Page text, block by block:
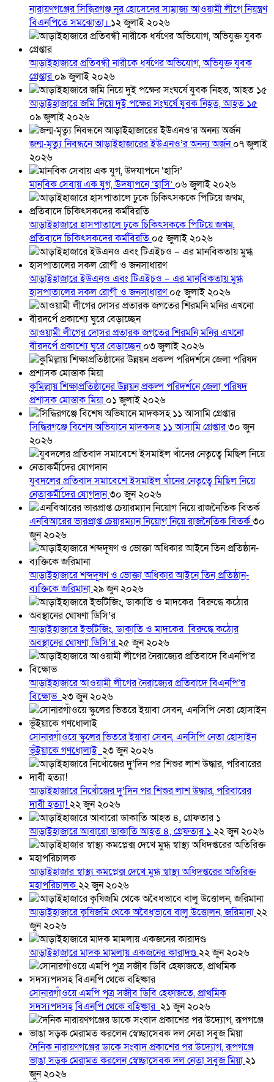
নারায়ণগঞ্জের সিদ্ধিরগঞ্জ নূর হোসেনের সাম্রাজ্য আওয়ামী লীগে নিয়ন্ত্রণ
বিএনপিতে সমঝোতা। ১২ জুলাই ২০২৬
আড়াইহাজারে প্রতিবন্ধী নারীকে ধর্ষণের অভিযোগ, অভিযুক্ত যুবক
গ্রেপ্তার০৯ জুলাই ২০২৬
আড়াইহাজারে জমি নিয়ে দুই পক্ষের সংঘর্ষে যুবক নিহত, আহত ১৫
০৯ জুলাই ২০২৬
জন্ম-মৃত্যু নিবন্ধনে আড়াইহাজারের ইউএনও’র অনন্য অর্জন০৭ জুলাই
২০২৬
মানবিক সেবায় এক যুগ, উদযাপনে ‘হাসি’ ০৬ জুলাই ২০২৬
আড়াইহাজারে হাসপাতালে ঢুকে চিকিৎসককে পিটিয়ে জখম,
প্রতিবাদে চিকিৎসকদের কর্মবিরতি ০৫ জুলাই ২০২৬
আড়াইহাজারে ইউএনও এবং টিএইচও – এর মানবিকতায় মুগ্ধ
হাসপাতালের সকল রোগী ও জনসাধারণ০৫ জুলাই ২০২৬
আওয়ামী লীগের দোসর প্রতারক জগতের শিরমনি মনির এখনো
বীরদর্পে প্রকাশ্যে ঘুরে বেড়াচ্ছেন০৩ জুলাই ২০২৬
কুমিল্লায় শিক্ষাপ্রতিষ্ঠানের উন্নয়ন প্রকল্প পরিদর্শনে জেলা পরিষদ
প্রশাসক মোস্তাক মিয়া ০১ জুলাই ২০২৬
সিদ্ধিরগঞ্জে বিশেষ অভিযানে মাদকসহ ১১ আসামি গ্রেপ্তার৩০ জুন
২০২৬
যুবদলের প্রতিবাদ সমাবেশে ইসমাইল খাঁনের নেতৃত্বে মিছিল নিয়ে
নেতাকর্মীদের যোগদান৩০ জুন ২০২৬
এনবিআরের ভারপ্রাপ্ত চেয়ারম্যান নিয়োগ নিয়ে রাজনৈতিক বিতর্ক৩০
জুন ২০২৬
আড়াইহাজারে শব্দদূষণ ও ভোক্তা অধিকার আইনে তিন প্রতিষ্ঠান-
ব্যক্তিকে জরিমানা২৯ জুন ২০২৬
আড়াইহাজারে ইভটিজিং, ডাকাতি ও মাদকের বিরুদ্ধে কঠোর
অবস্থানের ঘোষণা ডিসি’র২৫ জুন ২০২৬
আড়াইহাজারে আওয়ামী লীগের নৈরাজ্যের প্রতিবাদে বিএনপি’র
বিক্ষোভ ২৩ জুন ২০২৬
সোনারগাঁওয়ে স্কুলের ভিতরে ইয়াবা সেবন, এনসিপি নেতা হোসাইন
ভূঁইয়াকে গণধোলাই ২৩ জুন ২০২৬
আড়াইহাজারে নিখোঁজের দুু’দিন পর শিশুর লাশ উদ্ধার, পরিবারের
দাবী হত্যা!২২ জুন ২০২৬
আড়াইহাজারে আবারো ডাকাতি আহত ৪, গ্রেফতার ১ ২২ জুন ২০২৬
আড়াইহাজার স্বাস্থ্য কমপ্লেক্স দেখে মুগ্ধ স্বাস্থ্য অধিদপ্তরের অতিরিক্ত
মহাপরিচালক২২ জুন ২০২৬
আড়াইহাজারে কৃষিজমি থেকে অবৈধভাবে বালু উত্তোলন, জরিমানা২২
জুন ২০২৬
আড়াইহাজারে মাদক মামলায় একজনের কারাদণ্ড২২ জুন ২০২৬
সোনারগাঁওয়ে এমপি পুত্র সজীব ডিবি হেফাজতে, প্রাথমিক
সদস্যপদসহ বিএনপি থেকে বহিষ্কার ২১ জুন ২০২৬
দৈনিক নারায়ণগঞ্জের ডাকে সংবাদ প্রকাশের পর উদ্যোগ, রূপগঞ্জে
ভাঙা সড়ক মেরামত করলেন স্বেচ্ছাসেবক দল নেতা সবুজ মিয়া২১
জুন ২০২৬